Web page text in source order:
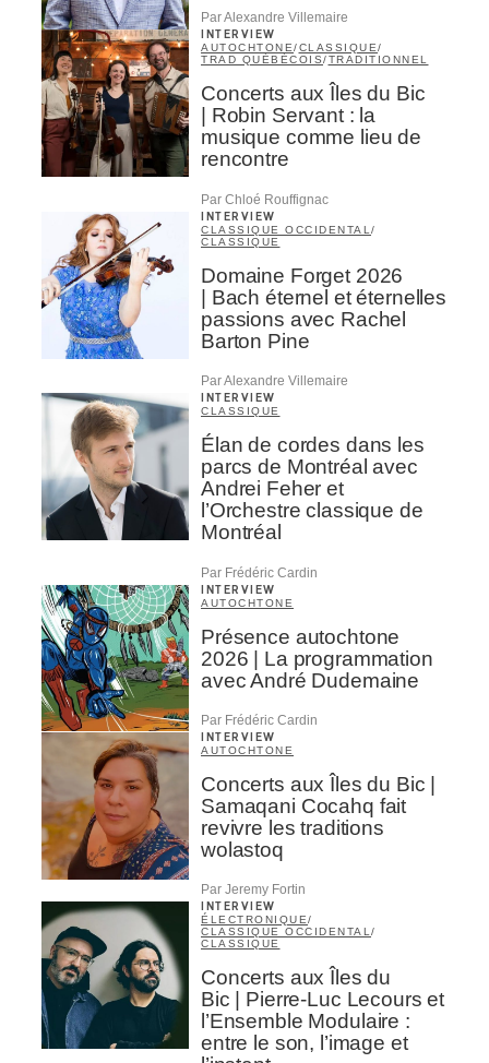
Par Alexandre Villemaire
INTERVIEW
AUTOCHTONE/CLASSIQUE/
TRAD QUÉBÉCOIS/TRADITIONNEL
Concerts aux Îles du Bic
| Robin Servant : la
musique comme lieu de
rencontre
Par Chloé Rouffignac
INTERVIEW
CLASSIQUE OCCIDENTAL /
CLASSIQUE
Domaine Forget 2026
| Bach éternel et éternelles
passions avec Rachel
Barton Pine
Par Alexandre Villemaire
INTERVIEW
CLASSIQUE
Élan de cordes dans les
parcs de Montréal avec
Andrei Feher et
l’Orchestre classique de
Montréal
Par Frédéric Cardin
INTERVIEW
AUTOCHTONE
Présence autochtone
2026 | La programmation
avec André Dudemaine
Par Frédéric Cardin
INTERVIEW
AUTOCHTONE
Concerts aux Îles du Bic |
Samaqani Cocahq fait
revivre les traditions
wolastoq
Par Jeremy Fortin
INTERVIEW
ÉLECTRONIQUE/
CLASSIQUE OCCIDENTAL/
CLASSIQUE
Concerts aux Îles du
Bic | Pierre-Luc Lecours et
l’Ensemble Modulaire :
entre le son, l’image et